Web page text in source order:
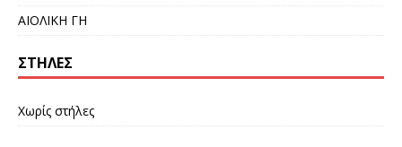
ΑΙΟΛΙΚΗ ΓΗ
ΣΤΉΛΕΣ
Χωρίς στήλες